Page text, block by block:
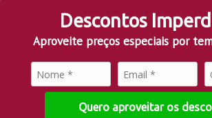
Descontos
Aproveite preços especiais por
Quero aproveitar os